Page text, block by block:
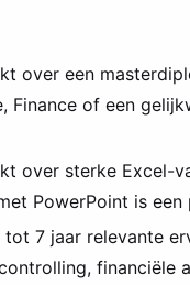
over een
Finance of een
over sterke Excel-
PowerPoint is een
7 jaar relevante
financiële